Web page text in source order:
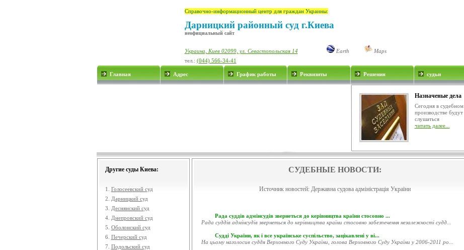
Справочно-информационный центр для граждан Украины:
Дарницкий районный суд г.Киева
неофициальный сайт
Украина, Киев 02099, ул. Севастопольская 14 Earth
Maps
тел.: (044) 566-34-41
Главная Адрес График работы Реквизиты Решения судьи
Назначеные дела
Сегодня в судебном
производстве будут
слушаться
читать далее...
Другие суды Киева:
1. Голосеевский суд
2.
Дарницкий суд
3.
Деснянский суд
4. Днепровский суд
5. Оболонский суд
6. Печерский суд
7. Подольский суд
СУДЕБНЫЕ НОВОСТИ:
Источник новостей: Державна судова адміністрація України
Рада суддів адмінсудів звернеться до керівництва країни стосовно ...
Рада суддів адмінсудів звернеться до керівництва країни стосовно забезпечення незалежності судд...
Судді України, як і все українське суспільство, зацікавлені у ві...
На цьому наголосив суддя Верховного Суду України, голова Верховного Суду України у 2006-2011 ро...